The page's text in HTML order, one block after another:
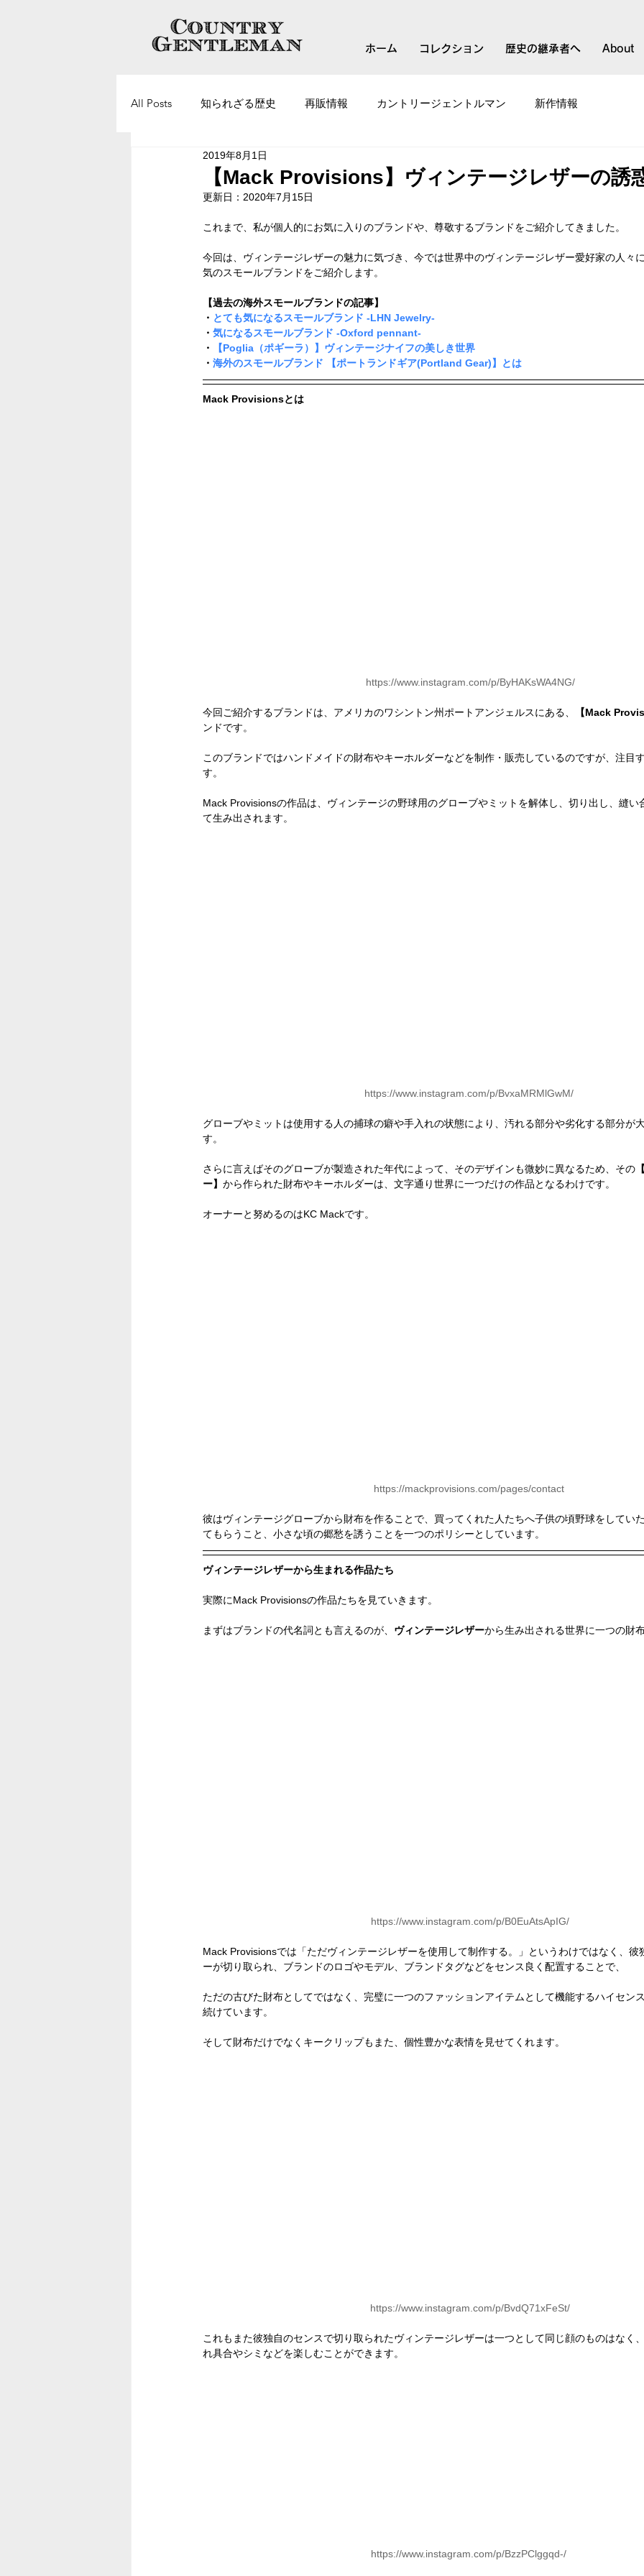
ホーム コレクション 歴史の継承者へ About
All Posts 知られざる歴史 再販情報 カントリージェントルマン 新作情報
ヴィンテージアクセサリーについて
【Mack Provisions】ヴィンテージレザーの誘
2019年8月1日
更新日： 2020年7月15日
これまで、私が個人的にお気に入りのブランドや、尊敬するブランドをご紹介してきました。
今回は、ヴィンテージレザーの魅力に気づき、今では世界中のヴィンテージレザー愛好家の人々
気のスモールブランドをご紹介します。
【過去の海外スモールブランドの記事】
・ とても気になるスモールブランド -LHN Jewelry-
・ 気になるスモールブランド -Oxford pennant-
・
【Poglia（ポギーラ）】ヴィンテージナイフの美しき世界
・ 海外のスモールブランド 【ポートランドギア(Portland Gear)】とは
Mack Provisionsとは
https://www.instagram.com/p/ByHAKsWA4NG/
今回ご紹介するブランドは、アメリカのワシントン州ポートアンジェルスにある、
【Mack
ンドです。
このブランドではハンドメイドの財布やキーホルダーなどを制作・販売しているのですが、注目
す。
Mack Provisionsの作品は、ヴィンテージの野球用のグローブやミットを解体し、切り出し、縫い
て生み出されます。
https://www.instagram.com/p/BvxaMRMlGwM/
グローブやミットは使用する人の捕球の癖や手入れの状態により、汚れる部分や劣化する部分が
す。
さらに言えばそのグローブが製造された年代によって、そのデザインも微妙に異なるため、その
ー】 から作られた財布やキーホルダーは、文字通り世界に一つだけの作品となるわけです。
オーナーと努めるのはKC Mackです。
https://mackprovisions.com/pages/contact
彼はヴィンテージグローブから財布を作ることで、買ってくれた人たちへ子供の頃野球をしてい
てもらうこと、小さな頃の郷愁を誘うことを一つのポリシーとしています。
ヴィンテージレザーから生まれる作品たち
実際にMack Provisionsの作品たちを見ていきます。
まずはブランドの代名詞とも言えるのが、 ヴィンテージレザーから生み出される世界に一つの財
https://www.instagram.com/p/B0EuAtsApIG/
Mack Provisionsでは「ただヴィンテージレザーを使用して制作する。」というわけではなく、彼
ーが切り取られ、ブランドのロゴやモデル、ブランドタグなどをセンス良く配置することで、
ただの古びた財布としてではなく、完璧に一つのファッションアイテムとして機能するハイセン
続けています。
そして財布だけでなくキークリップもまた、個性豊かな表情を見せてくれます。
https://www.instagram.com/p/BvdQ71xFeSt/
これもまた彼独自のセンスで切り取られたヴィンテージレザーは一つとして同じ顔のものはなく
れ具合やシミなどを楽しむことができます。
https://www.instagram.com/p/BzzPClggqd-/